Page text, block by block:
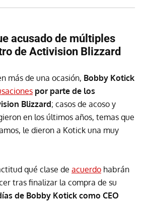
acusado de múltiples
de Activision Blizzard
más de una ocasión, Bobby Kotick
por parte de los
Blizzard; casos de acoso y
en los últimos años, temas que
le dieron a Kotick una muy
qué clase de acuerdo habrán
tras finalizar la compra de su
de Bobby Kotick como CEO